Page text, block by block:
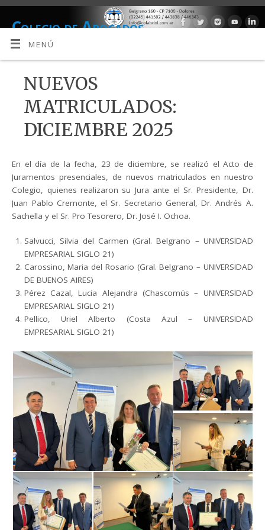
Colegio de Abogados
DEPARTAMENTO JUDICIAL DOLORES
MENÚ
NUEVOS
MATRICULADOS:
DICIEMBRE 2025
En el día de la fecha, 23 de diciembre, se realizó el Acto de
Juramentos presenciales, de nuevos matriculados en nuestro
Colegio, quienes realizaron su Jura ante el Sr. Presidente, Dr.
Juan Pablo Cremonte, el Sr. Secretario General, Dr. Andrés A.
Sachella y el Sr. Pro Tesorero, Dr. José I. Ochoa.
Salvucci, Silvia del Carmen (Gral. Belgrano – UNIVERSIDAD
EMPRESARIAL SIGLO 21)
Carossino, Maria del Rosario (Gral. Belgrano – UNIVERSIDAD
DE BUENOS AIRES)
Pérez Cazal, Lucia Alejandra (Chascomús – UNIVERSIDAD
EMPRESARIAL SIGLO 21)
Pellico, Uriel Alberto (Costa Azul – UNIVERSIDAD
EMPRESARIAL SIGLO 21)